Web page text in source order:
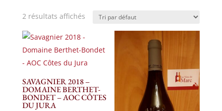
2 résultats affichés
SAVAGNIER 2018 –
DOMAINE BERTHET-
BONDET – AOC CÔTES
DU JURA